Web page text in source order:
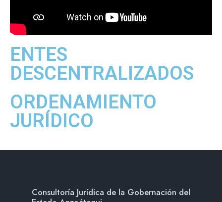
ENTES
DESCENTRALIZADOS
ORDENAMIENTO
JURÍDICO
Consultoría Jurídica de la Gobernación del